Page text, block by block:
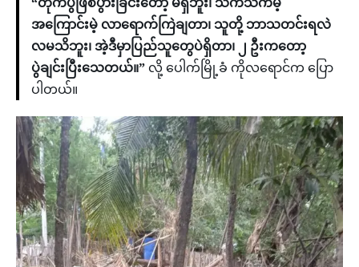
အကြောင်းမဲ့ လာရောက်ကြဲချတာ၊ သူတို့ ဘာသတင်းရလဲ
လမသိဘူး၊ အဲ့ဒီမှာပြည်သူတွေပဲရှိတာ၊ ၂ ဦးကတော့
ပွဲချင်းပြီးသေတယ်။” လို့ ပေါက်မြို့ခံ ကိုလရောင်က ပြော
ပါတယ်။